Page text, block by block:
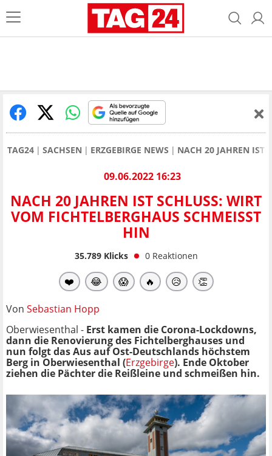
TAG24 SACHSEN ERZGEBIRGE NEWS NACH 20 JAHREN IST
09.06.2022 16:23
NACH 20 JAHREN IST SCHLUSS: WIRT
VOM FICHTELBERGHAUS SCHMEISST H
IN
35.789Klicks 0 Reaktionen
❤️ 😂 😱 🔥 😥 👏
Von Sebastian Hopp
Oberwiesenthal - Erst kamen die Corona-Lockdowns,
dann die Renovierung des Fichtelberghauses und
nun folgt das Aus auf Ost-Deutschlands höchstem
Berg in Oberwiesenthal (Erzgebirge). Ende Oktober
ziehen die Pächter die Reißleine und schmeißen hin.